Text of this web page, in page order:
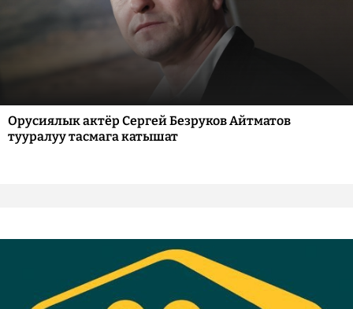
Орусиялык актёр Сергей Безруков Айтматов
тууралуу тасмага катышат